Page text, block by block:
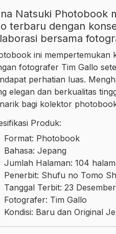
Natsuki Photobook
terbaru dengan
bersama
ini mempertemukan
fotografer Tim Gallo
perhatian luas.
elegan dan berkualitas
bagi kolektor
Produk:
Format: Photobook
Bahasa: Jepang
Jumlah Halaman: 104
Penerbit: Shufu no Tomo
Tanggal Terbit: 23
Fotografer: Tim Gallo
Kondisi: Baru dan Original